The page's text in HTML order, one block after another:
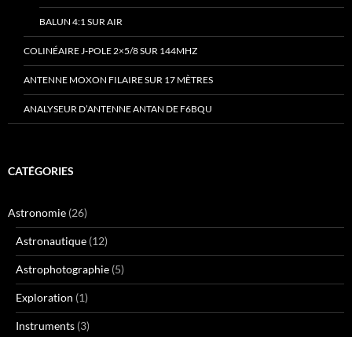
BALUN 4:1 SUR AIR
COLINÉAIRE J-POLE 2×5/8 SUR 144MHZ
ANTENNE MOXON FILAIRE SUR 17 MÈTRES
ANALYSEUR D’ANTENNE ANTAN DE F6BQU
CATÉGORIES
Astronomie (26)
Astronautique (12)
Astrophotographie (5)
Exploration (1)
Instruments (3)